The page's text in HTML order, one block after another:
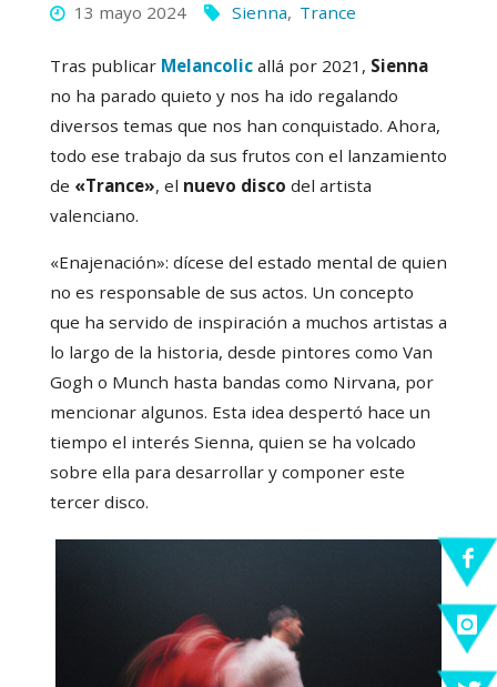
13 mayo 2024 Sienna, Trance
Tras publicar Melancolicallá por 2021, Sienna
no ha parado quieto y nos ha ido regalando
diversos temas que nos han conquistado. Ahora,
todo ese trabajo da sus frutos con el lanzamiento
de «Trance», el nuevo disco del artista
valenciano.
«Enajenación»: dícese del estado mental de quien
no es responsable de sus actos. Un concepto
que ha servido de inspiración a muchos artistas a
lo largo de la historia, desde pintores como Van
Gogh o Munch hasta bandas como Nirvana, por
mencionar algunos. Esta idea despertó hace un
tiempo el interés Sienna, quien se ha volcado
sobre ella para desarrollar y componer este
tercer disco.